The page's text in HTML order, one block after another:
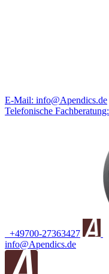
E-Mail: info@Apendics.de
Telefonische Fachberatung:
+49700-27363427
info@Apendics.de